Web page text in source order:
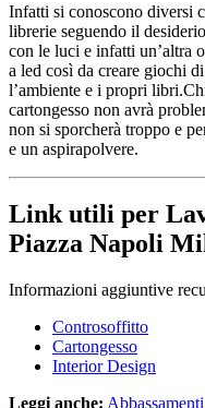
Infatti si conoscono diversi
librerie seguendo il
con le luci e infatti un’altra
a led così da creare giochi
l’ambiente e i propri
cartongesso non avrà
non si sporcherà troppo e
e un aspirapolvere.
Link utili per
Piazza Napoli
Informazioni aggiuntive
Controsoffitto
Cartongesso
Interior Design
Leggi anche: